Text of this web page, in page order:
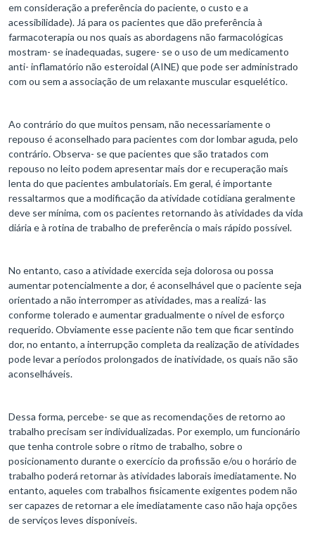
em consideração a preferência do paciente, o custo e a
acessibilidade). Já para os pacientes que dão preferência à
farmacoterapia ou nos quais as abordagens não farmacológicas
mostram- se inadequadas, sugere- se o uso de um medicamento
anti- inflamatório não esteroidal (AINE) que pode ser administrado
com ou sem a associação de um relaxante muscular esquelético.
Ao contrário do que muitos pensam, não necessariamente o
repouso é aconselhado para pacientes com dor lombar aguda, pelo
contrário. Observa- se que pacientes que são tratados com
repouso no leito podem apresentar mais dor e recuperação mais
lenta do que pacientes ambulatoriais. Em geral, é importante
ressaltarmos que a modificação da atividade cotidiana geralmente
deve ser mínima, com os pacientes retornando às atividades da vida
diária e à rotina de trabalho de preferência o mais rápido possível.
No entanto, caso a atividade exercida seja dolorosa ou possa
aumentar potencialmente a dor, é aconselhável que o paciente seja
orientado a não interromper as atividades, mas a realizá- las
conforme tolerado e aumentar gradualmente o nível de esforço
requerido. Obviamente esse paciente não tem que ficar sentindo
dor, no entanto, a interrupção completa da realização de atividades
pode levar a períodos prolongados de inatividade, os quais não são
aconselháveis.
Dessa forma, percebe- se que as recomendações de retorno ao
trabalho precisam ser individualizadas. Por exemplo, um funcionário
que tenha controle sobre o ritmo de trabalho, sobre o
posicionamento durante o exercício da profissão e/ou o horário de
trabalho poderá retornar às atividades laborais imediatamente. No
entanto, aqueles com trabalhos fisicamente exigentes podem não
ser capazes de retornar a ele imediatamente caso não haja opções
de serviços leves disponíveis.